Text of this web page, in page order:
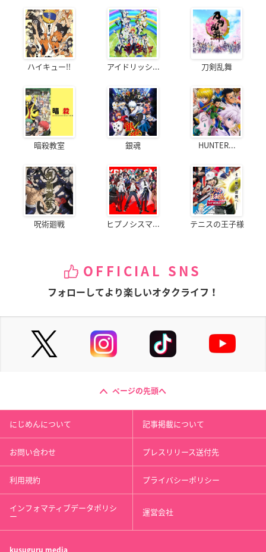
ハイキュー!! アイドリッシ... 刀剣乱舞
暗殺教室 銀魂 HUNTER...
呪術廻戦 ヒプノシスマ... テニスの王子様
OFFICIAL SNS
フォローしてより楽しいオタクライフ！
ページの先頭へ
にじめんについて 記事掲載について
お問い合わせ プレスリリース送付先
利用規約 プライバシーポリシー
インフォマティブデータポリシ
ー 運営会社
kusuguru media